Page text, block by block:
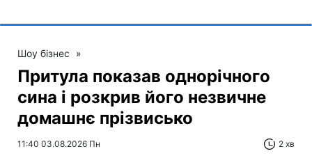
Шоу бізнес »
Притула показав однорічного
сина і розкрив його незвичне
домашнє прізвисько
11:40 03.08.2026 Пн 2 хв